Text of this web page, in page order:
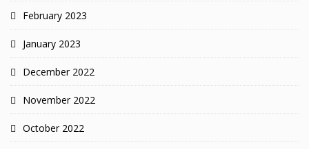
February 2023
January 2023
December 2022
November 2022
October 2022